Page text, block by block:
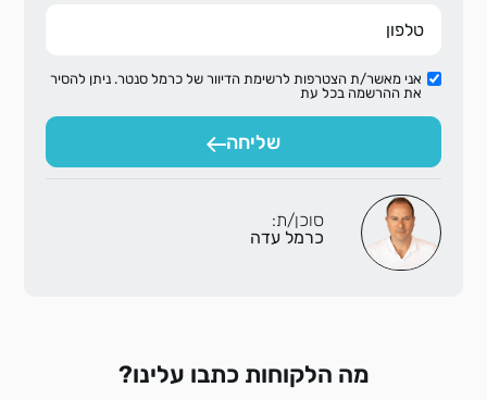
אני מאשר/ת הצטרפות לרשימת הדיוור של כרמל סנטר. ניתן להסיר
את ההרשמה בכל עת
שליחה
סוכן/ת:
כרמל עדה
מה הלקוחות כתבו עלינו?